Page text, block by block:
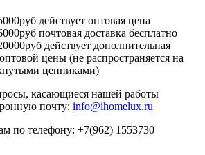
действует оптовая цена
почтовая доставка бесплатно
действует дополнительная
цены (не распространяется на
ценниками)
касающиеся нашей работы
почту: info@ihomelux.ru
по телефону: +7(962) 1553730